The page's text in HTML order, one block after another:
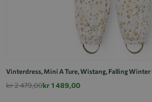
Vinterdress, Mini A Ture, Wistang, Falling Winter
kr 2 479,00kr 1 489,00